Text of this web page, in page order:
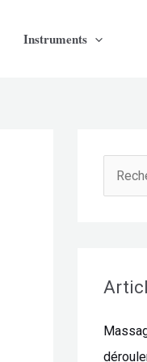
Instruments
e
c